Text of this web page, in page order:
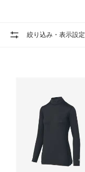
絞り込み・表示設定